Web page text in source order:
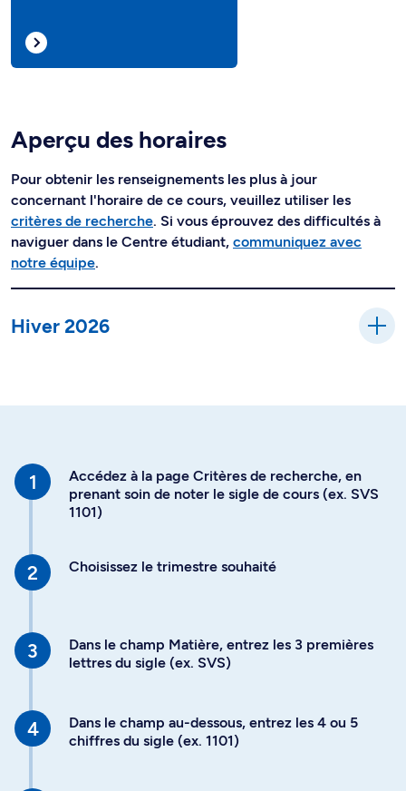
Aperçu des horaires
Pour obtenir les renseignements les plus à jour
concernant l'horaire de ce cours, veuillez utiliser les
critères de recherche. Si vous éprouvez des difficultés à
naviguer dans le Centre étudiant, communiquez avec
notre équipe.
Hiver 2026
Accédez à la page Critères de recherche, en
prenant soin de noter le sigle de cours (ex. SVS
1101)
Choisissez le trimestre souhaité
Dans le champ Matière, entrez les 3 premières
lettres du sigle (ex. SVS)
Dans le champ au-dessous, entrez les 4 ou 5
chiffres du sigle (ex. 1101)